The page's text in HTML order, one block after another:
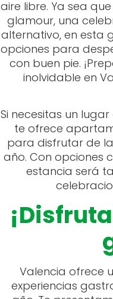
aire libre. Ya sea
glamour, una
alternativo, en esta
opciones para
con buen pie.
inolvidable en
Si necesitas un
te ofrece
para disfrutar de
año. Con opciones
estancia será
Valencia ofrece
experiencias